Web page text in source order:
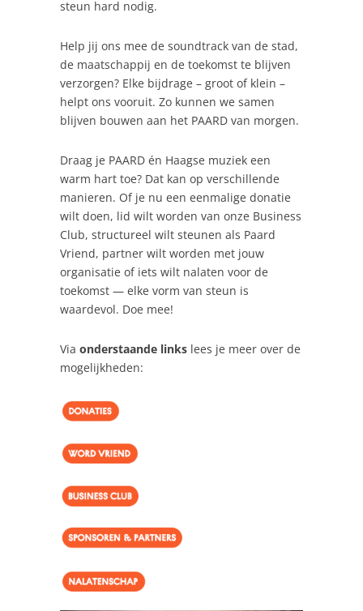
steun hard nodig.
Help jij ons mee de soundtrack van de stad,
de maatschappij en de toekomst te blijven
verzorgen? Elke bijdrage – groot of klein –
helpt ons vooruit. Zo kunnen we samen
blijven bouwen aan het PAARD van morgen.
Draag je PAARD én Haagse muziek een
warm hart toe? Dat kan op verschillende
manieren. Of je nu een eenmalige donatie
wilt doen, lid wilt worden van onze Business
Club, structureel wilt steunen als Paard
Vriend, partner wilt worden met jouw
organisatie of iets wilt nalaten voor de
toekomst — elke vorm van steun is
waardevol. Doe mee!
Via onderstaande links lees je meer over de
mogelijkheden: